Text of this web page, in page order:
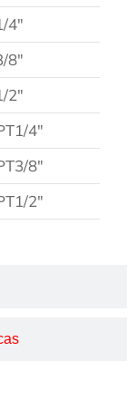
4″
8″
2″
4″
8″
2″